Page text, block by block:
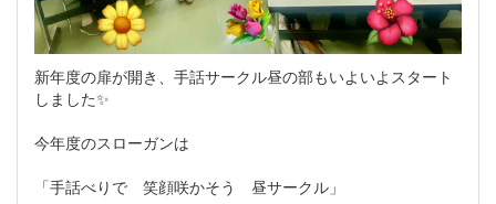
新年度の扉が開き、手話サークル昼の部もいよいよスタート
しました✨
今年度のスローガンは
「手話べりで 笑顔咲かそう 昼サークル」